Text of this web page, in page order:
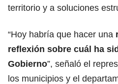
territorio y a soluciones
“Hoy habría que hacer una
reflexión sobre cuál ha
Gobierno”, señaló el
los municipios y el